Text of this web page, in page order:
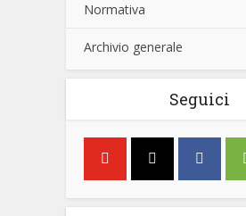
Normativa
Archivio generale
Seguici